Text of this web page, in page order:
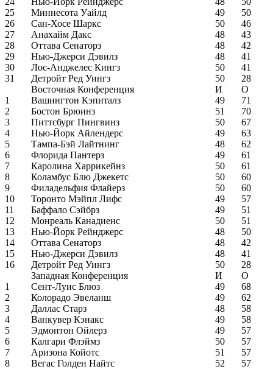
25
Миннесота Уайлд 49
50
26
Сан-Хосе Шаркс 50
46
27
Анахайм Дакс 48
43
28
Оттава Сенаторз 48
42
29
Нью-Джерси Дэвилз 48
41
30
Лос-Анджелес Кингз 50
41
31
Детройт Ред Уингз 50
28
Восточная Конференция
И
О
1
Вашингтон Кэпиталз 49
71
2
Бостон Брюинз 51
70
3
Питтсбург Пингвинз 50
67
4
Нью-Йорк Айлендерс 49
63
5
Тампа-Бэй Лайтнинг 48
62
6
Флорида Пантерз 49
61
7
Каролина Харрикейнз 50
61
8
Коламбус Блю Джекетс 50
60
9
Филадельфия Флайерз 50
60
10
Торонто Мэйпл Лифс 49
57
11
Баффало Сэйбрз 49
51
12
Монреаль Канадиенс 50
51
13
Нью-Йорк Рейнджерс 48
50
14
Оттава Сенаторз 48
42
15
Нью-Джерси Дэвилз 48
41
16
Детройт Ред Уингз 50
28
Западная Конференция
И
О
1
Сент-Луис Блюз 49
68
2
Колорадо Эвеланш 49
62
3
Даллас Старз 48
58
4
Ванкувер Кэнакс 49
58
5
Эдмонтон Ойлерз 49
57
6
Калгари Флэймз 50
57
7
Аризона Койотс 51
57
8
Вегас Голден Найтс 52
57